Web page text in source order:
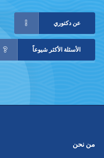
عن دكتوري
الأسئلة الأكثر شيوعاً
من نحن